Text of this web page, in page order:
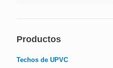
Productos
Techos de UPVC